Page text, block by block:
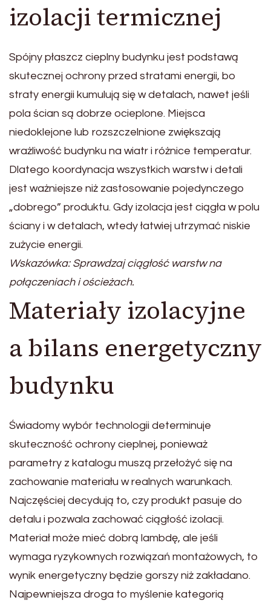
izolacji termicznej
Spójny płaszcz cieplny budynku jest podstawą
skutecznej ochrony przed stratami energii, bo
straty energii kumulują się w detalach, nawet jeśli
pola ścian są dobrze ocieplone. Miejsca
niedoklejone lub rozszczelnione zwiększają
wrażliwość budynku na wiatr i różnice temperatur.
Dlatego koordynacja wszystkich warstw i detali
jest ważniejsze niż zastosowanie pojedynczego
„dobrego” produktu. Gdy izolacja jest ciągła w polu
ściany i w detalach, wtedy łatwiej utrzymać niskie
zużycie energii.
Wskazówka: Sprawdzaj ciągłość warstw na
połączeniach i ościeżach.
Materiały izolacyjne
a bilans energetyczny
budynku
Świadomy wybór technologii determinuje
skuteczność ochrony cieplnej, ponieważ
parametry z katalogu muszą przełożyć się na
zachowanie materiału w realnych warunkach.
Najczęściej decydują to, czy produkt pasuje do
detalu i pozwala zachować ciągłość izolacji.
Materiał może mieć dobrą lambdę, ale jeśli
wymaga ryzykownych rozwiązań montażowych, to
wynik energetyczny będzie gorszy niż zakładano.
Najpewniejsza droga to myślenie kategorią